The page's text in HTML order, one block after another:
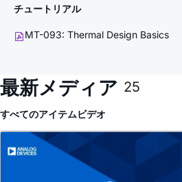
チュートリアル
MT-093: Thermal Design Basics
最新メディア 25
すべてのアイテムビデオ